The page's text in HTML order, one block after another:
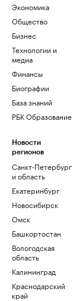
Экономика
Общество
Бизнес
Технологии и
медиа
Финансы
Биографии
База знаний
РБК Образование
Новости
регионов
Санкт-Петербург
и область
Екатеринбург
Новосибирск
Омск
Башкортостан
Вологодская
область
Калининград
Краснодарский
край